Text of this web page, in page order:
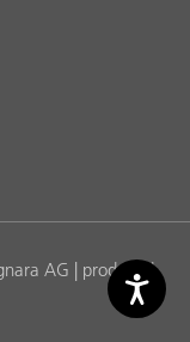
AG | produced